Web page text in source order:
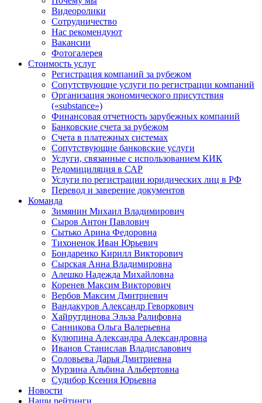
Видеоролики
Сотрудничество
Нас рекомендуют
Вакансии
Фотогалерея
Стоимость услуг
Регистрация компаний за рубежом
Сопутствующие услуги по регистрации компаний
Организация экономического присутствия
(«substance»)
Финансовая отчетность зарубежных компаний
Банковские счета за рубежом
Счета в платежных системах
Сопутствующие банковские услуги
Услуги, связанные с использованием КИК
Редомициляция в САР
Услуги по регистрации юридических лиц в РФ
Перевод и заверение документов
Команда
Зимянин Михаил Владимирович
Сыров Антон Павлович
Сытько Арина Федоровна
Тихоненок Иван Юрьевич
Бондаренко Кирилл Викторович
Сырская Анна Владимировна
Алешко Надежда Михайловна
Коренев Максим Викторович
Вербов Максим Дмитриевич
Вандакуров Александр Геворкович
Хайрутдинова Эльза Ралифовна
Санникова Ольга Валерьевна
Кулюпина Александра Александровна
Иванов Станислав Владиславович
Соловьева Дарья Дмитриевна
Мурзина Альбина Альбертовна
Судибор Ксения Юрьевна
Новости
Наши рейтинги